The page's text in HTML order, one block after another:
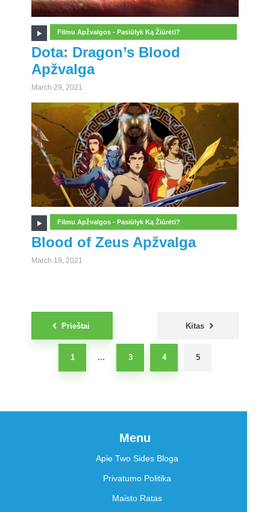
Filmu Apžvalgos - Pasiūlyk Ką Žiūrėti?
Dota: Dragon’s Blood
Apžvalga
March 29, 2021
Filmu Apžvalgos - Pasiūlyk Ką Žiūrėti?
Blood of Zeus Apžvalga
March 19, 2021
Posts
pagination
Prieštai
1 … 3 4 5
Kitas
Menu
Apie Two Sides Bloga
Privatumo Politika
Maisto Ratas